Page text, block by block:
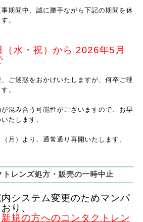
期間中、誠に勝手ながら下記の期間を休
。
水・祝）から 2026年5月
ご迷惑をおかけいたしますが、何卒ご理
。
混み合う可能性がございますので、お早
たします。
月）より、通常通り再開いたします。
レンズ処方・販売の一時中止
システム変更のためマンパ
り、
新規の方へのコンタクトレン